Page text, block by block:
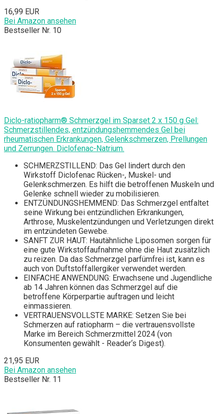
16,99 EUR
Bei Amazon ansehen
Bestseller Nr. 10
Diclo-ratiopharm® Schmerzgel im Sparset 2 x 150 g Gel:
Schmerzstillendes, entzündungshemmendes Gel bei
rheumatischen Erkrankungen, Gelenkschmerzen, Prellungen
und Zerrungen. Diclofenac-Natrium.
SCHMERZSTILLEND: Das Gel lindert durch den
Wirkstoff Diclofenac Rücken-, Muskel- und
Gelenkschmerzen. Es hilft die betroffenen Muskeln und
Gelenke schnell wieder zu mobilisieren.
ENTZÜNDUNGSHEMMEND: Das Schmerzgel entfaltet
seine Wirkung bei entzündlichen Erkrankungen,
Arthrose, Muskelentzündungen und Verletzungen direkt
im entzündeten Gewebe.
SANFT ZUR HAUT: Hautähnliche Liposomen sorgen für
eine gute Wirkstoffaufnahme ohne die Haut zusätzlich
zu reizen. Da das Schmerzgel parfümfrei ist, kann es
auch von Duftstoffallergiker verwendet werden.
EINFACHE ANWENDUNG: Erwachsene und Jugendliche
ab 14 Jahren können das Schmerzgel auf die
betroffene Körperpartie auftragen und leicht
einmassieren.
VERTRAUENSVOLLSTE MARKE: Setzen Sie bei
Schmerzen auf ratiopharm – die vertrauensvollste
Marke im Bereich Schmerzmittel 2024 (von
Konsumenten gewählt - Reader‘s Digest).
21,95 EUR
Bei Amazon ansehen
Bestseller Nr. 11